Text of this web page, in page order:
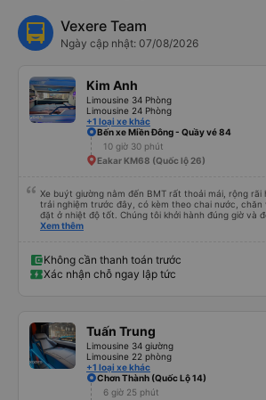
Vexere Team
Ngày cập nhật: 07/08/2026
Kim Anh
Limousine 34 Phòng
Limousine 24 Phòng
+1 loại xe khác
Bến xe Miền Đông - Quầy vé 84
10 giờ 30 phút
Eakar KM68 (Quốc lộ 26)
Xe buýt giường nằm đến BMT rất thoải mái, rộng rãi
trải nghiệm trước đây, có kèm theo chai nước, chăn
đặt ở nhiệt độ tốt. Chúng tôi khởi hành đúng giờ và
phút. Tài xế rất tuyệt so với những tài xế khác ở Việt
GPS và biển số xe vì tôi phải tìm kiếm xung quanh
là vấn đề của bến xe Đà Lạt (không phải tất cả các
thông tin), chứ không phải của công ty.
Xem thêm
Không cần thanh toán trước
Xác nhận chỗ ngay lập tức
Tuấn Trung
Limousine 34 giường
Limousine 22 phòng
+1 loại xe khác
Chơn Thành (Quốc Lộ 14)
6 giờ 25 phút